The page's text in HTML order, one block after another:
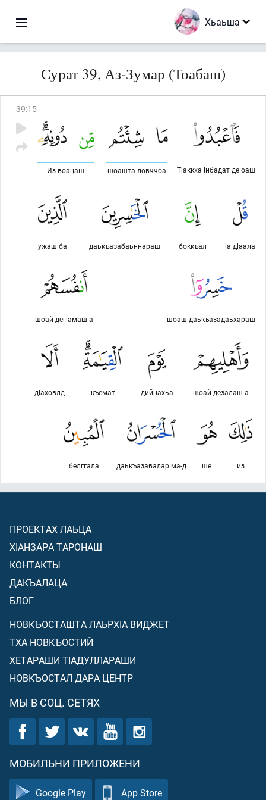
Хьаьша
Сурат 39, Аз-Зумар (Тоабаш)
39:15
Тlаккха lибадат де оаш
шоашта ловччоа
Из воацаш
lа дlаала
боккъал
даькъазабаьннараш
ужаш ба
шоаш даькъазадаьхараш
шоай дегlамаш а
шоай дезалаш а
дийнахьа
къемат
дlаховлд
из
ше
даькъазавалар ма-д
белггала
ПРОЕКТАХ ЛАЬЦА
ХIАНЗАРА ТАРОНАШ
КОНТАКТЫ
ДАКЪАЛАЦА
БЛОГ
НОВКЪОСТАШТА ЛАЬРХIА ВИДЖЕТ
ТХА НОВКЪОСТИЙ
ХЕТАРАШИ ТIАДУЛЛАРАШИ
НОВКЪОСТАЛ ДАРА ЦЕНТР
МЫ В СОЦ. СЕТЯХ
МОБИЛЬНИ ПРИЛОЖЕНИ
Google Play App Store